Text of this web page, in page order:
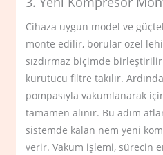
Cihaza uygun model ve
monte edilir, borular özel
sızdırmaz biçimde
kurutucu filtre takılır.
pompasıyla vakumlanarak
tamamen alınır. Bu adım
sistemde kalan nem yeni
verir. Vakum işlemi, sürecin